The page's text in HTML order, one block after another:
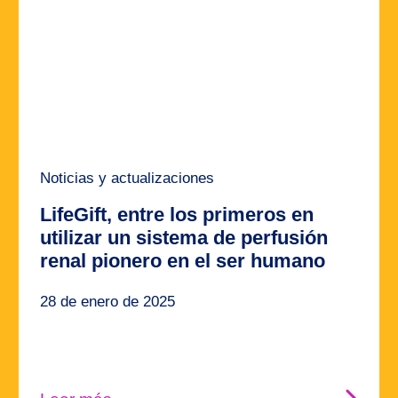
Noticias y actualizaciones
LifeGift, entre los primeros en
utilizar un sistema de perfusión
renal pionero en el ser humano
28 de enero de 2025